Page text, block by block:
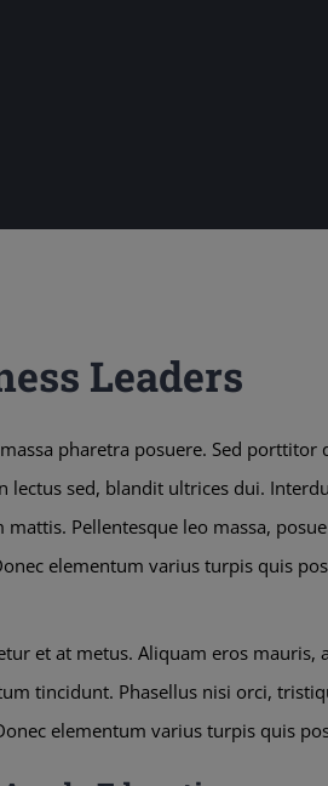
Leaders
pharetra posuere. Sed
sed, blandit ultrices dui.
Pellentesque leo massa,
elementum varius turpis quis
et at metus. Aliquam eros
tincidunt. Phasellus nisi orci,
elementum varius turpis quis